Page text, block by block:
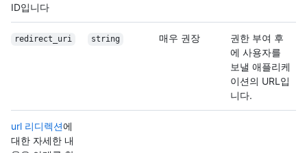
ID입니다
redirect_uri string 매우 권장
권한 부여 후
에 사용자를
보낼 애플리케
이션의 URL입
니다.
url 리디렉션에
대한 자세한 내